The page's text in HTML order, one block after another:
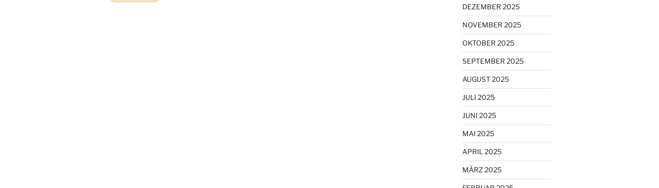
DEZEMBER 2025
NOVEMBER 2025
OKTOBER 2025
SEPTEMBER 2025
AUGUST 2025
JULI 2025
JUNI 2025
MAI 2025
APRIL 2025
MÄRZ 2025